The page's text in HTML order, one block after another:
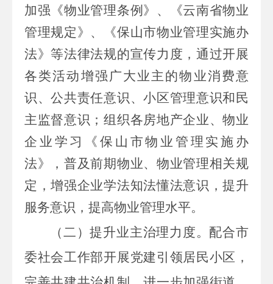
加强《物业管理条例》、
《云南省物业
管理规定》、
《保山市物业管理实施办
法》 等法律法规的宣传力度，通过开展
各类活动增强广大业主的物业消费意
识、公共责任意识、小区管理意识和民
主监督意识 ；组织各房地产企业、物业
企业学习《保山市物业管理实施办
法》，普及前期物业、物业管理相关规
定，增强企业学法知法懂法意识，提升
服务意识，提高物业管理水平。
（二）提升业主治理力度。 配合市
委社会工作部开展党建引领居民小区，